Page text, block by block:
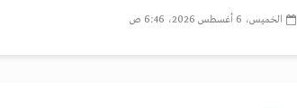
الخميس، 6 أغسطس 2026، 6:46 ص